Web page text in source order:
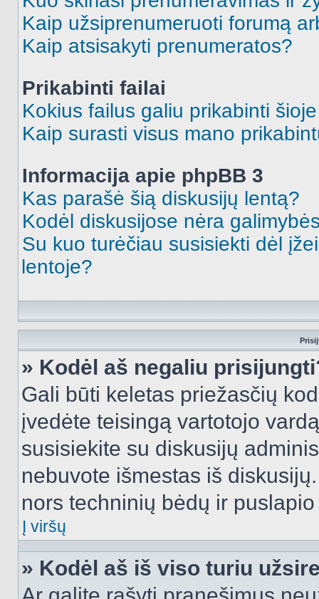
Kaip užsiprenumeruoti forumą
Kaip atsisakyti prenumeratos?
Prikabinti failai
Kokius failus galiu prikabinti
Kaip surasti visus mano
Informacija apie phpBB 3
Kas parašė šią diskusijų lentą?
Kodėl diskusijose nėra
Su kuo turėčiau susisiekti dėl
lentoje?
» Kodėl aš negaliu
Gali būti keletas priežasčių
įvedėte teisingą vartotojo
susisiekite su diskusijų
nebuvote išmestas iš
nors techninių bėdų ir
Į viršų
» Kodėl aš iš viso turiu